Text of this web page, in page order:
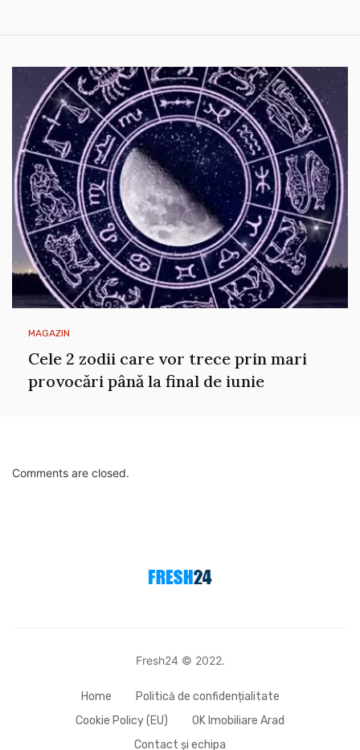
MAGAZIN
Cele 2 zodii care vor trece prin mari
provocări până la final de iunie
Comments are closed.
Fresh24 © 2022.
Home
Politică de confidențialitate
Cookie Policy (EU)
OK Imobiliare Arad
Contact și echipa